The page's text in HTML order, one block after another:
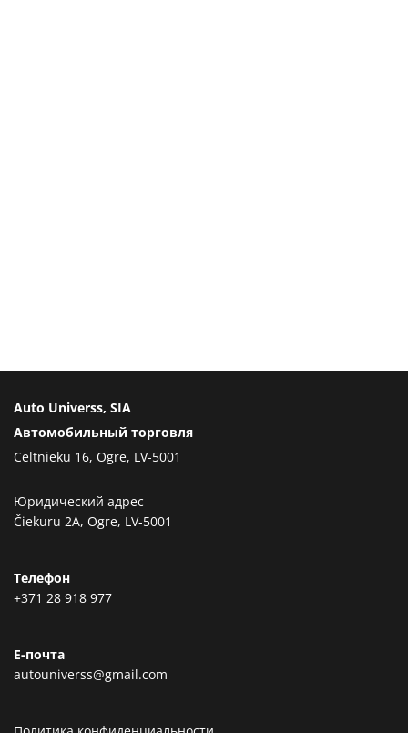
Auto Universs, SIA
Автомобильный торговля
Celtnieku 16, Ogre, LV-5001
Юридический адрес
Čiekuru 2A, Ogre, LV-5001
Телефон
+371 28 918 977
Е-почта
autouniverss@gmail.com